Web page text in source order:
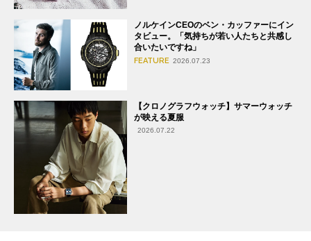
ノルケインCEOのベン・カッファーにイン
タビュー。「気持ちが若い人たちと共感し
合いたいですね」
FEATURE 2026.07.23
【クロノグラフウォッチ】サマーウォッチ
が映える夏服
2026.07.22